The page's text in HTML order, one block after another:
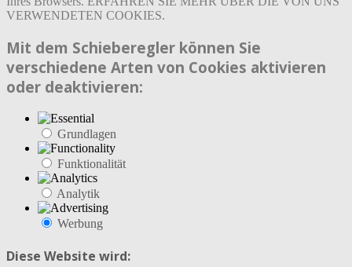
VERWENDETEN COOKIES.
Mit dem Schieberegler können Sie
verschiedene Arten von Cookies aktivieren
oder deaktivieren:
Grundlagen
Funktionalität
Analytik
Werbung
Diese Website wird: